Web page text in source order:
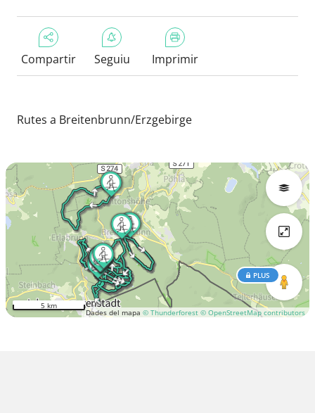
Compartir Seguiu Imprimir
Rutes a Breitenbrunn/Erzgebirge
Dades del mapa © Thunderforest © OpenStreetMap contributors
PLUS
5 km